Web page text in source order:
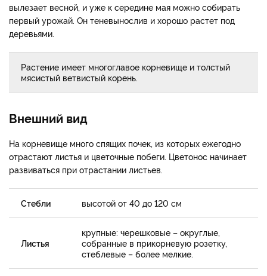
вылезает весной, и уже к середине мая можно собирать
первый урожай. Он теневынослив и хорошо растет под
деревьями.
Растение имеет многоглавое корневище и толстый
мясистый ветвистый корень.
Внешний вид
На корневище много спящих почек, из которых ежегодно
отрастают листья и цветочные побеги. Цветонос начинает
развиваться при отрастании листьев.
Стебли высотой от 40 до 120 см
Листья
крупные: черешковые – округлые,
собранные в прикорневую розетку,
стеблевые – более мелкие.